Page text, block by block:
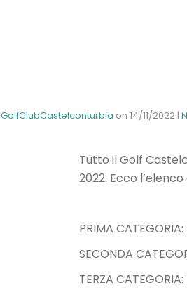
GolfClubCastelconturbia on 14/11/2022 |
Tutto il Golf
2022. Ecco
PRIMA
SECONDA
TERZA